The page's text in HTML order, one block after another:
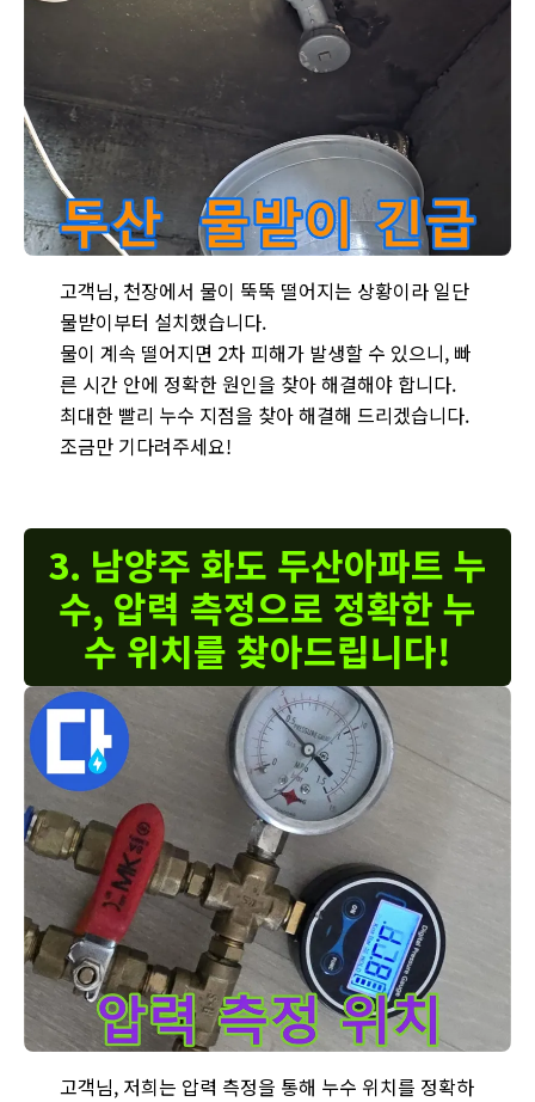
고객님, 천장에서 물이 뚝뚝 떨어지는 상황이라 일단
물받이부터 설치했습니다.
물이 계속 떨어지면 2차 피해가 발생할 수 있으니, 빠
른 시간 안에 정확한 원인을 찾아 해결해야 합니다.
최대한 빨리 누수 지점을 찾아 해결해 드리겠습니다.
조금만 기다려주세요!
3. 남양주 화도 두산아파트 누
수, 압력 측정으로 정확한 누
수 위치를 찾아드립니다!
고객님, 저희는 압력 측정을 통해 누수 위치를 정확하